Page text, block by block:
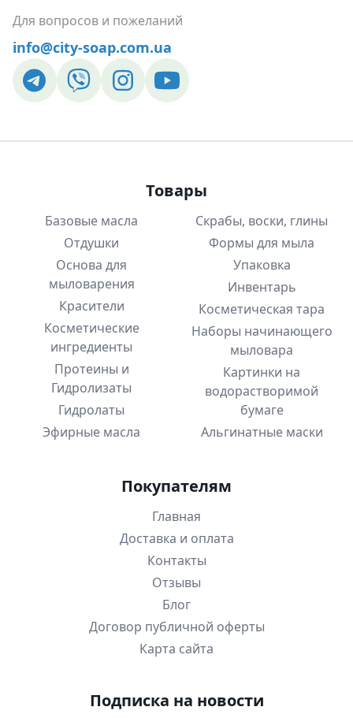
Для вопросов и пожеланий
info@city-soap.com.ua
Товары
Базовые масла
Отдушки
Основа для
мыловарения
Красители
Косметические
ингредиенты
Протеины и
Гидролизаты
Гидролаты
Эфирные масла
Скрабы, воски, глины
Формы для мыла
Упаковка
Инвентарь
Косметическая тара
Наборы начинающего
мыловара
Картинки на
водорастворимой
бумаге
Альгинатные маски
Покупателям
Главная
Доставка и оплата
Контакты
Отзывы
Блог
Договор публичной оферты
Карта сайта
Подписка на новости